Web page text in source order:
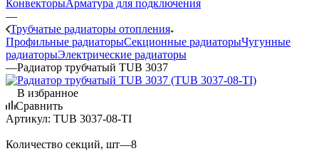
КонвекторыАрматура для подключения
—
Трубчатые радиаторы отопления
Профильные радиаторыСекционные радиаторыЧугунные
радиаторыЭлектрические радиаторы
—Радиатор трубчатый TUB 3037
В избранное
Сравнить
Артикул: TUB 3037-08-TI
Количество секций, шт—8